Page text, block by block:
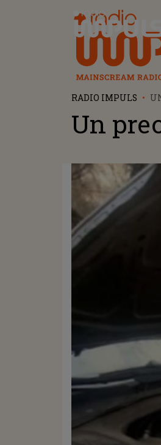
Radio Impuls
RADIO IMPULS
Un